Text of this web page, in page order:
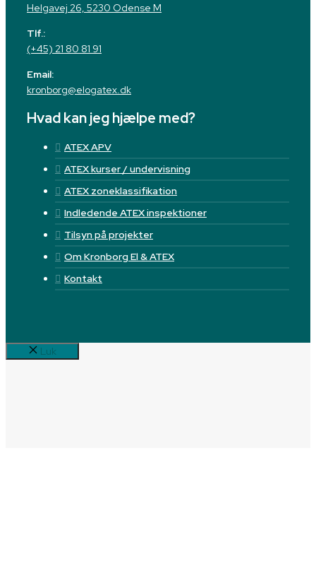
Helgavej 26, 5230 Odense M
Tlf.:
(+45) 21 80 81 91
Email:
kronborg@elogatex.dk
Hvad kan jeg hjælpe med?
ATEX APV
ATEX kurser / undervisning
ATEX zoneklassifikation
Indledende ATEX inspektioner
Tilsyn på projekter
Om Kronborg El & ATEX
Kontakt
Luk